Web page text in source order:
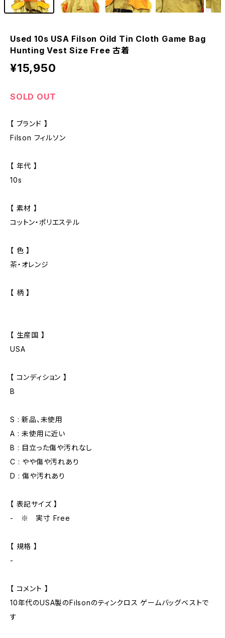
Used 10s USA Filson Oild Tin Cloth Game Bag
Hunting Vest Size Free 古着
¥15,950
SOLD OUT
【 ブランド 】
Filson フィルソン
【 年代 】
10s
【 素材 】
コットン・ポリエステル
【 色 】
茶・オレンジ
【 柄 】
【 生産国 】
USA
【 コンディション 】
B
S : 新品、未使用
A : 未使用に近い
B : 目立った傷や汚れなし
C : やや傷や汚れあり
D : 傷や汚れあり
【 表記サイズ 】
- ※ 実寸 Free
【 規格 】
-
【 コメント 】
10年代のUSA製のFilsonのティンクロス ゲームバッグベストで
す